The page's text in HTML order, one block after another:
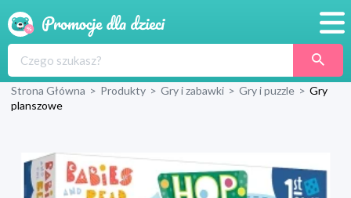
Produkty
Blog
Strona Główna > Produkty > Gry i zabawki > Gry i puzzle > Gry
planszowe